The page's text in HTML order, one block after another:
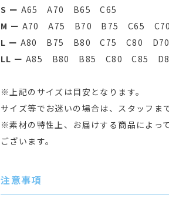
S ー A65 A70 B65 C65
M ー A70 A75 B70 B75 C65
L ー A80 B75 B80 C75 C80
LL ー A85 B80 B85 C80 C85
※上記のサイズは目安となります。
サイズ等でお迷いの場合は、スタッフま
※素材の特性上、お届けする商品によっ
ございます。
注意事項